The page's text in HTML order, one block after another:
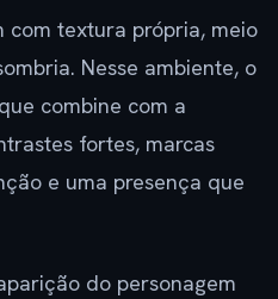
com textura própria, meio
Nesse ambiente, o
combine com a
fortes, marcas
e uma presença que
do personagem